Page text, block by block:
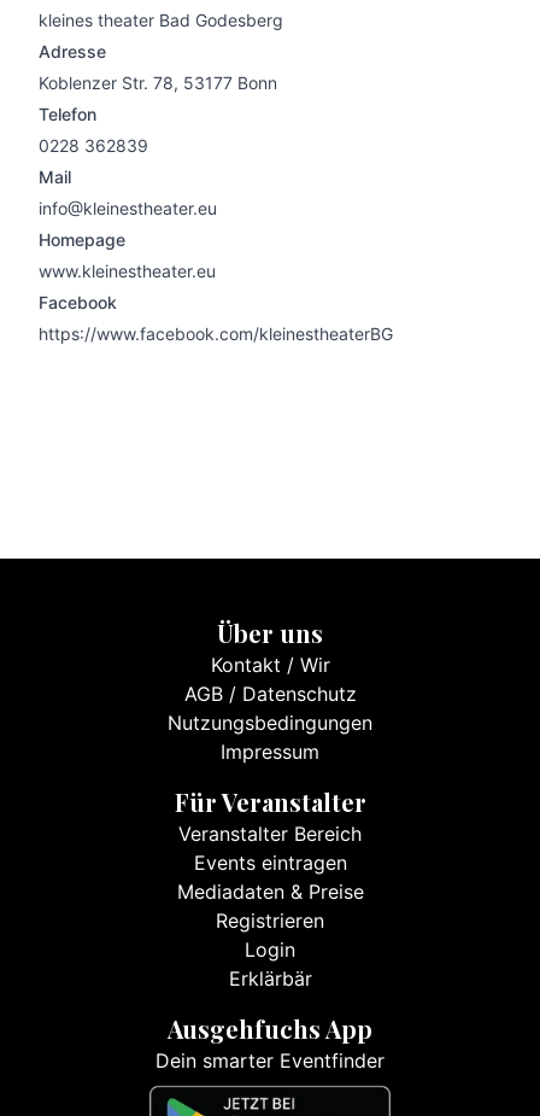
kleines theater Bad Godesberg
Adresse
Koblenzer Str. 78, 53177 Bonn
Telefon
0228 362839
Mail
info@kleinestheater.eu
Homepage
www.kleinestheater.eu
Facebook
https://www.facebook.com/kleinestheaterBG
Über uns
Kontakt / Wir
AGB/ Datenschutz
Nutzungsbedingungen
Impressum
Für Veranstalter
Veranstalter Bereich
Events eintragen
Mediadaten & Preise
Registrieren
Login
Erklärbär
Ausgehfuchs App
Dein smarter Eventfinder